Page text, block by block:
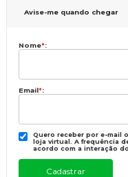
Avise-me quando chegar
Nome*:
Email*:
Quero receber por e-mail
loja virtual. A frequência
acordo com a interação